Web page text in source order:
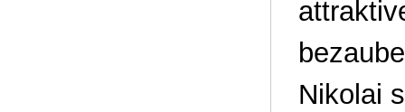
Nikolai